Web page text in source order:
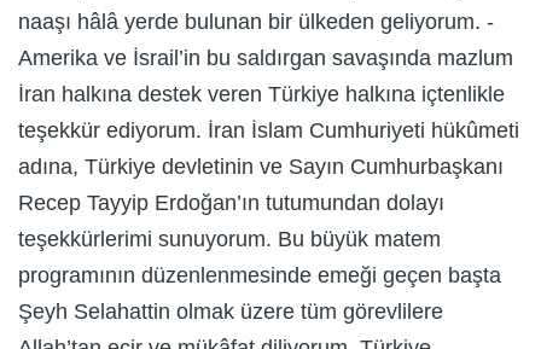
naaşı hâlâ yerde bulunan bir ülkeden geliyorum. -
Amerika ve İsrail’in bu saldırgan savaşında mazlum
İran halkına destek veren Türkiye halkına içtenlikle
teşekkür ediyorum. İran İslam Cumhuriyeti hükûmeti
adına, Türkiye devletinin ve Sayın Cumhurbaşkanı
Recep Tayyip Erdoğan’ın tutumundan dolayı
teşekkürlerimi sunuyorum. Bu büyük matem
programının düzenlenmesinde emeği geçen başta
Şeyh Selahattin olmak üzere tüm görevlilere